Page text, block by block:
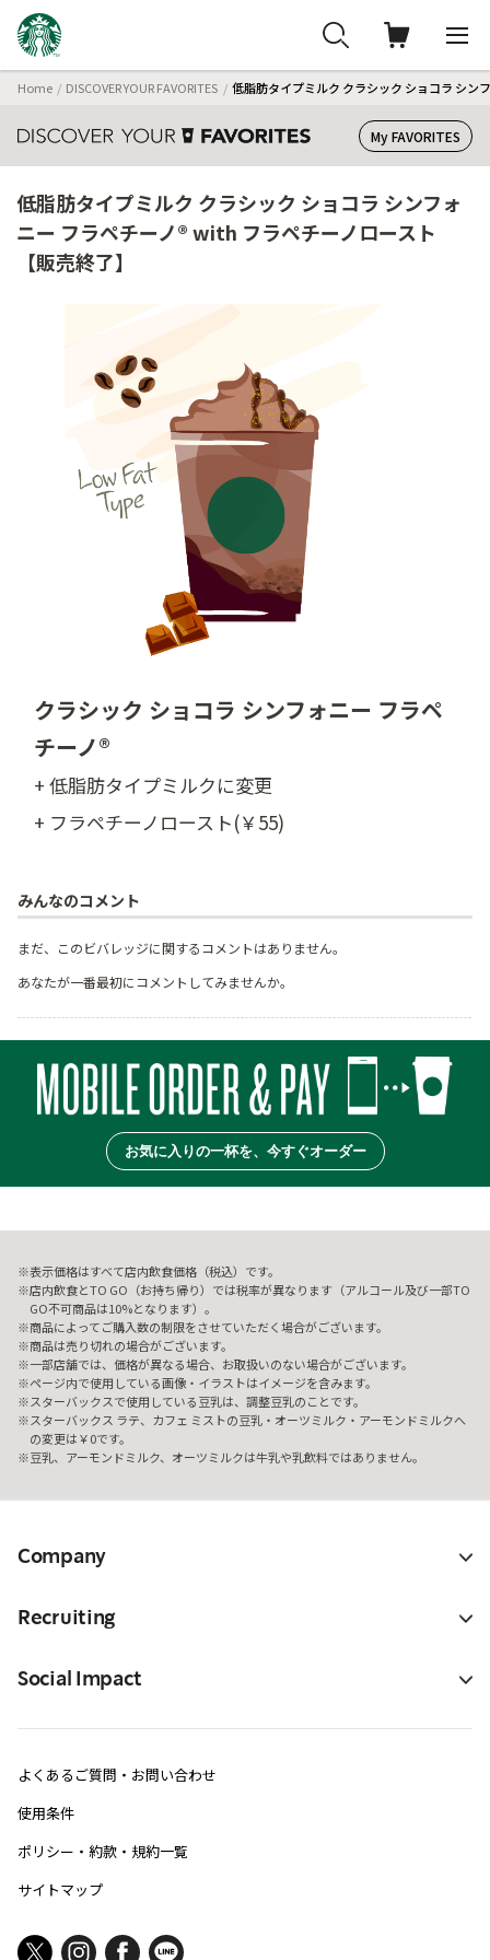
Home DISCOVER YOUR FAVORITES 低脂肪タイプミルク クラシック ショコラ シン
My FAVORITES
低脂肪タイプミルク クラシック ショコラ シンフォ
ニー フラペチーノ® with フラペチーノロースト
【販売終了】
クラシック ショコラ シンフォニー フラペ
チーノ®
+ 低脂肪タイプミルクに変更
+ フラペチーノロースト(￥55)
みんなのコメント
まだ、このビバレッジに関するコメントはありません。
あなたが一番最初にコメントしてみませんか。
お気に入りの一杯を、今すぐオーダー
表示価格はすべて店内飲食価格（税込）です。
店内飲食とTO GO（お持ち帰り）では税率が異なります（アルコール及び一部TO
GO不可商品は10%となります）。
商品によってご購入数の制限をさせていただく場合がございます。
商品は売り切れの場合がございます。
一部店舗では、価格が異なる場合、お取扱いのない場合がございます。
ページ内で使用している画像・イラストはイメージを含みます。
スターバックスで使用している豆乳は、調整豆乳のことです。
スターバックス ラテ、カフェ ミストの豆乳・オーツミルク・アーモンドミルクへ
の変更は￥0です。
豆乳、アーモンドミルク、オーツミルクは牛乳や乳飲料ではありません。
Company
Recruiting
Social Impact
よくあるご質問・お問い合わせ
使用条件
ポリシー・約款・規約一覧
サイトマップ